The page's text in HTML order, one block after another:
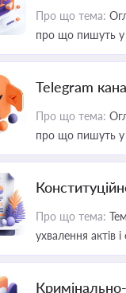
Про що тема:
про що пишуть у
Telegram
Про що тема:
про що пишуть у
Про що тема:
ухвалення актів